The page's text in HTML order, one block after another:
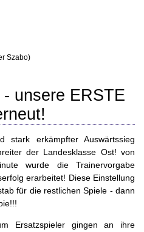
Szabo)
unsere ERSTE
stark erkämpfter Auswärtssieg
der Landesklasse Ost! von
wurde die Trainervorgabe
erarbeitet! Diese Einstellung
für die restlichen Spiele - dann
Ersatzspieler gingen an ihre